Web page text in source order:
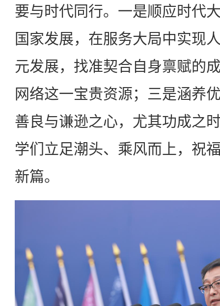
要与时代同行。一是顺应时代
国家发展，在服务大局中实现
元发展，找准契合自身禀赋的
网络这一宝贵资源；三是涵养
善良与谦逊之心，尤其功成之
学们立足潮头、乘风而上，祝
新篇。